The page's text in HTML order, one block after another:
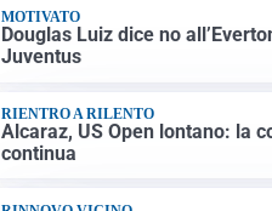
MOTIVATO
Douglas Luiz dice no
Juventus
RIENTRO A RILENTO
Alcaraz, US Open lontano: la
continua